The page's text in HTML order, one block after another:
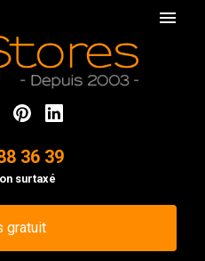
menu
36 39
surtaxé
gratuit